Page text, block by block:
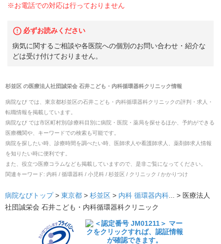
※お電話での対応は行っておりません
必ずお読みください
病気に関するご相談や各医院への個別のお問い合わせ・紹介な
どは受け付けておりません。
杉並区の医療法人社団誠栄会 石井こども・内科循環器科クリニック情報
病院なび では、 東京都杉並区の石井こども・内科循環器科クリニックの評判・求人・
転職情報を掲載しています。
病院なび では市区町村別/診療科目別に病院・医院・薬局を探せるほか、予約ができる
医療機関や、キーワードでの検索も可能です。
病院を探したい時、診療時間を調べたい時、医師求人や看護師求人、薬剤師求人情報
を知りたい時に便利です。
また、役立つ医療コラムなども掲載していますので、是非ご覧になってください。
関連キーワード: 内科 / 循環器科 / 小児科 / 杉並区 / クリニック / かかりつけ
病院なびトップ > 東京都 > 杉並区 > 内科 循環器内科... > 医療法人
社団誠栄会 石井こども・内科循環器科クリニック